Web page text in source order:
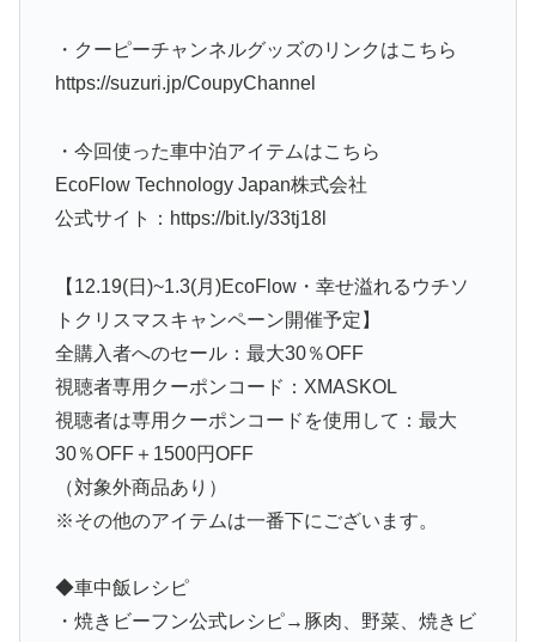
・クーピーチャンネルグッズのリンクはこちら
https://suzuri.jp/CoupyChannel
・今回使った車中泊アイテムはこちら
EcoFlow Technology Japan株式会社
公式サイト：https://bit.ly/33tj18l
【12.19(日)~1.3(月)EcoFlow・幸せ溢れるウチソ
トクリスマスキャンペーン開催予定】
全購入者へのセール：最大30％OFF
視聴者専用クーポンコード：XMASKOL
視聴者は専用クーポンコードを使用して：最大
30％OFF＋1500円OFF
（対象外商品あり）
※その他のアイテムは一番下にございます。
◆車中飯レシピ
・焼きビーフン公式レシピ→豚肉、野菜、焼きビ